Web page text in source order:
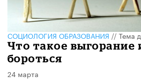
CОЦИОЛОГИЯ ОБРАЗОВАНИЯ//Тема
Что такое выгорание
бороться
24 марта